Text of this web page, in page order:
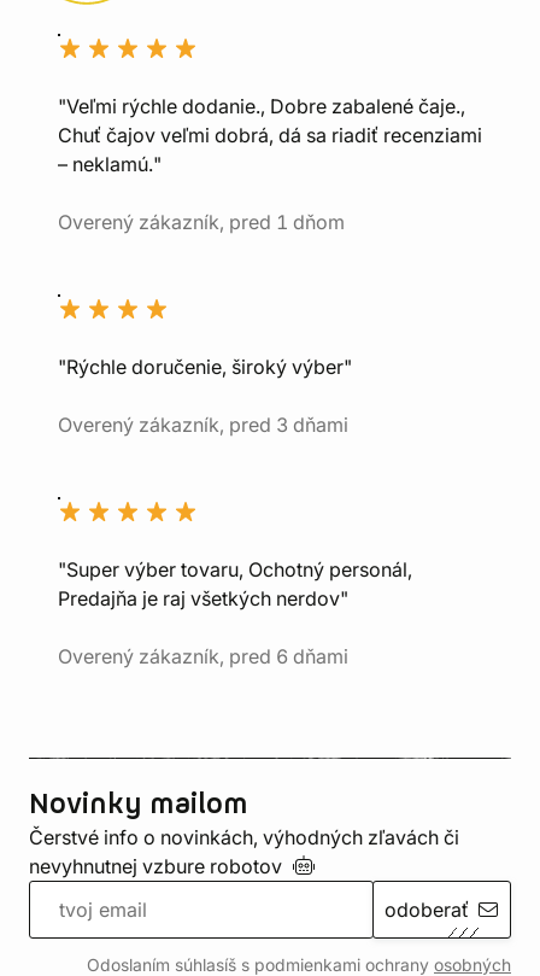
"Veľmi rýchle dodanie., Dobre zabalené čaje.,
Chuť čajov veľmi dobrá, dá sa riadiť recenziami
– neklamú."
Overený zákazník, pred 1 dňom
"Rýchle doručenie, široký výber"
Overený zákazník, pred 3 dňami
"Super výber tovaru, Ochotný personál,
Predajňa je raj všetkých nerdov"
Overený zákazník, pred 6 dňami
Novinky mailom
Čerstvé info o novinkách, výhodných zľavách či
nevyhnutnej vzbure robotov
odoberať
Odoslaním súhlasíš s podmienkami ochrany osobných